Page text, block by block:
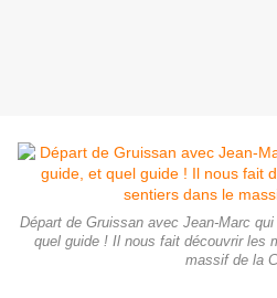
Départ de Gruissan avec Jean-Marc
quel guide ! Il nous fait découvrir les
massif de la